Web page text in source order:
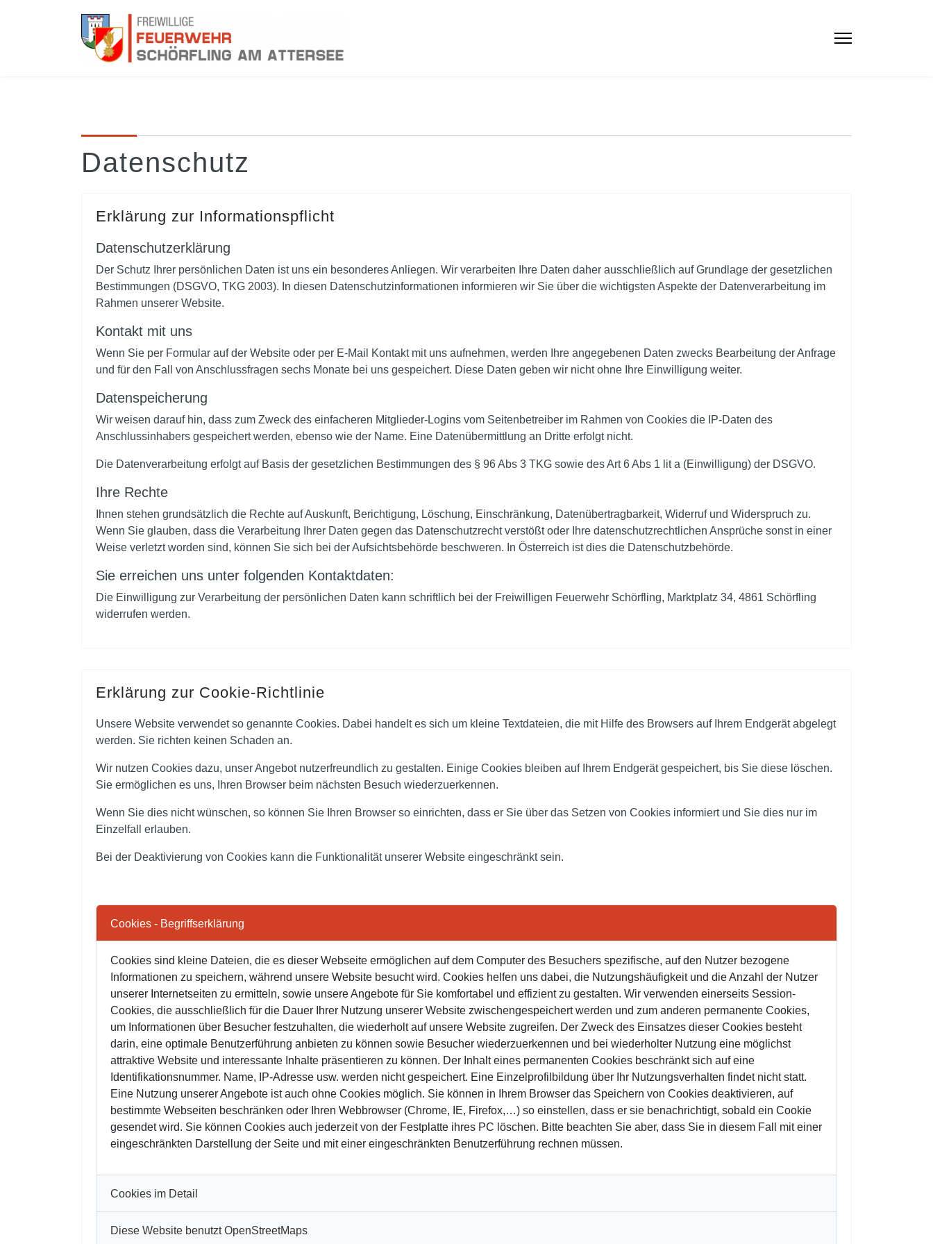
Datenschutz
Erklärung zur Informationspflicht
Datenschutzerklärung
Der Schutz Ihrer persönlichen Daten ist uns ein besonderes Anliegen. Wir verarbeiten Ihre Daten daher ausschließlich auf Grundlage der gesetzlichen
Bestimmungen (DSGVO, TKG 2003). In diesen Datenschutzinformationen informieren wir Sie über die wichtigsten Aspekte der Datenverarbeitung im
Rahmen unserer Website.
Kontakt mit uns
Wenn Sie per Formular auf der Website oder per E-Mail Kontakt mit uns aufnehmen, werden Ihre angegebenen Daten zwecks Bearbeitung der Anfrage
und für den Fall von Anschlussfragen sechs Monate bei uns gespeichert. Diese Daten geben wir nicht ohne Ihre Einwilligung weiter.
Datenspeicherung
Wir weisen darauf hin, dass zum Zweck des einfacheren Mitglieder-Logins vom Seitenbetreiber im Rahmen von Cookies die IP-Daten des
Anschlussinhabers gespeichert werden, ebenso wie der Name. Eine Datenübermittlung an Dritte erfolgt nicht.
Die Datenverarbeitung erfolgt auf Basis der gesetzlichen Bestimmungen des § 96 Abs 3 TKG sowie des Art 6 Abs 1 lit a (Einwilligung) der DSGVO.
Ihre Rechte
Ihnen stehen grundsätzlich die Rechte auf Auskunft, Berichtigung, Löschung, Einschränkung, Datenübertragbarkeit, Widerruf und Widerspruch zu.
Wenn Sie glauben, dass die Verarbeitung Ihrer Daten gegen das Datenschutzrecht verstößt oder Ihre datenschutzrechtlichen Ansprüche sonst in einer
Weise verletzt worden sind, können Sie sich bei der Aufsichtsbehörde beschweren. In Österreich ist dies die Datenschutzbehörde.
Sie erreichen uns unter folgenden Kontaktdaten:
Die Einwilligung zur Verarbeitung der persönlichen Daten kann schriftlich bei der Freiwilligen Feuerwehr Schörfling, Marktplatz 34, 4861 Schörfling
widerrufen werden.
Erklärung zur Cookie-Richtlinie
Unsere Website verwendet so genannte Cookies. Dabei handelt es sich um kleine Textdateien, die mit Hilfe des Browsers auf Ihrem Endgerät abgelegt
werden. Sie richten keinen Schaden an.
Wir nutzen Cookies dazu, unser Angebot nutzerfreundlich zu gestalten. Einige Cookies bleiben auf Ihrem Endgerät gespeichert, bis Sie diese löschen.
Sie ermöglichen es uns, Ihren Browser beim nächsten Besuch wiederzuerkennen.
Wenn Sie dies nicht wünschen, so können Sie Ihren Browser so einrichten, dass er Sie über das Setzen von Cookies informiert und Sie dies nur im
Einzelfall erlauben.
Bei der Deaktivierung von Cookies kann die Funktionalität unserer Website eingeschränkt sein.
Cookies - Begriffserklärung
Cookies sind kleine Dateien, die es dieser Webseite ermöglichen auf dem Computer des Besuchers spezifische, auf den Nutzer bezogene
Informationen zu speichern, während unsere Website besucht wird. Cookies helfen uns dabei, die Nutzungshäufigkeit und die Anzahl der Nutzer
unserer Internetseiten zu ermitteln, sowie unsere Angebote für Sie komfortabel und effizient zu gestalten. Wir verwenden einerseits Session-
Cookies, die ausschließlich für die Dauer Ihrer Nutzung unserer Website zwischengespeichert werden und zum anderen permanente Cookies,
um Informationen über Besucher festzuhalten, die wiederholt auf unsere Website zugreifen. Der Zweck des Einsatzes dieser Cookies besteht
darin, eine optimale Benutzerführung anbieten zu können sowie Besucher wiederzuerkennen und bei wiederholter Nutzung eine möglichst
attraktive Website und interessante Inhalte präsentieren zu können. Der Inhalt eines permanenten Cookies beschränkt sich auf eine
Identifikationsnummer. Name, IP-Adresse usw. werden nicht gespeichert. Eine Einzelprofilbildung über Ihr Nutzungsverhalten findet nicht statt.
Eine Nutzung unserer Angebote ist auch ohne Cookies möglich. Sie können in Ihrem Browser das Speichern von Cookies deaktivieren, auf
bestimmte Webseiten beschränken oder Ihren Webbrowser (Chrome, IE, Firefox,…) so einstellen, dass er sie benachrichtigt, sobald ein Cookie
gesendet wird. Sie können Cookies auch jederzeit von der Festplatte ihres PC löschen. Bitte beachten Sie aber, dass Sie in diesem Fall mit einer
eingeschränkten Darstellung der Seite und mit einer eingeschränkten Benutzerführung rechnen müssen.
Cookies im Detail
Diese Website benutzt OpenStreetMaps